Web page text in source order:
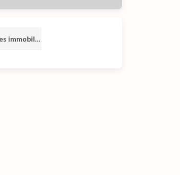
Agences immobilières